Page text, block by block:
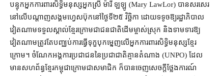
បន្ទុក​អ្នកការពារ​សិទ្ធិមនុស្ស​អ្នកស្រី ម៉ារី ឡឡូ (Mary LawLor) បាន​សរសេរ​
នៅ​លើ​បណ្ដាញ​សង្គម​ហ្វេសប៊ុក​នៅ​ថ្ងៃទី​២៥ វិច្ឆិកា ដោយ​ទទូច​ឱ្យ​រដ្ឋាភិបាល​
វៀតណាម​ទទួលស្គាល់​ខ្មែរក្រោម​ជា​ជនជាតិ​ដើម​ម្ចាស់​ស្រុក និង​ទាមទារ​ឱ្យ​
វៀតណាម​ត្រូវតែ​បញ្ឈប់​ការ​ធ្វើទុក្ខបុកម្នេញ​លើ​អ្នកការពារ​សិទ្ធិមនុស្ស​ខ្មែរ
ក្រោម។ ចំណែក​អង្គការ​ប្រជាជន​នៃ​ប្រជាជាតិ​គ្មាន​តំណាង (UNPO) ដែល​
មាន​សហព័ន្ធ​ខ្មែរ​កម្ពុជា​ក្រោម​ជា​សមាជិក ក៏បាន​ចេញ​សេចក្តី​ថ្លែងការណ៍​